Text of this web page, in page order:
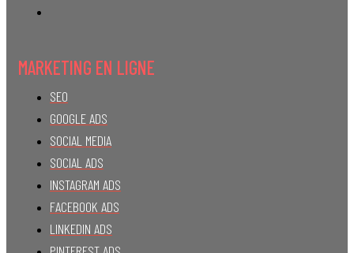
MARKETING EN LIGNE
SEO
GOOGLE ADS
SOCIAL MEDIA
SOCIAL ADS
INSTAGRAM ADS
FACEBOOK ADS
LINKEDIN ADS